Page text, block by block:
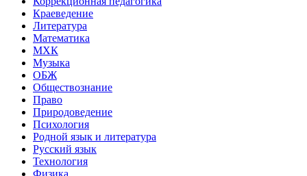
Краеведение
Литература
Математика
МХК
Музыка
ОБЖ
Обществознание
Право
Природоведение
Психология
Родной язык и литература
Русский язык
Технология
Физика